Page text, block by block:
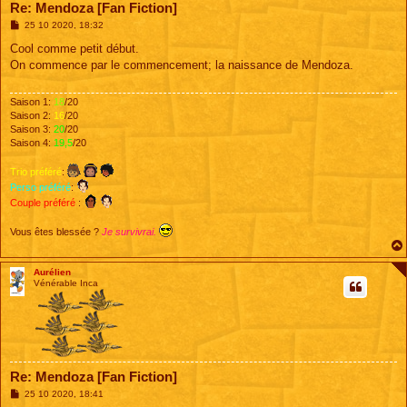
Re: Mendoza [Fan Fiction]
M
s
a
25 10 2020, 18:32
Cool comme petit début.
On commence par le commencement; la naissance de Mendoza.
Saison 1: 18/20
Saison 2: 16/20
Saison 3: 20/20
Saison 4: 19,5/20
Trio préféré:
Perso préféré:
Couple préféré :
Vous êtes blessée ? Je survivrai.
Aurélien
Vénérable Inca
Re: Mendoza [Fan Fiction]
M25 10 2020, 18:41